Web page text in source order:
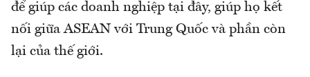
để giúp các doanh nghiệp tại đây, giúp họ kết
nối giữa ASEAN với Trung Quốc và phần còn
lại của thế giới.